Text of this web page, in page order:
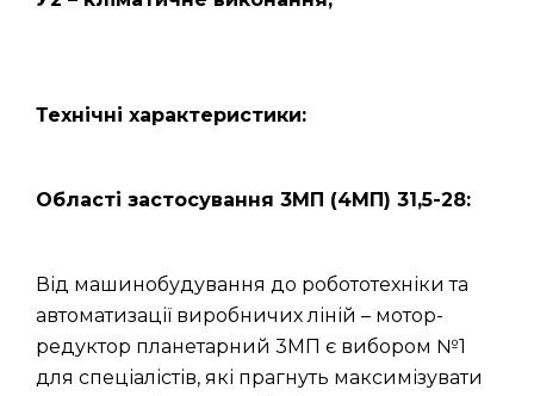
Технічні характеристики:
Області застосування 3МП (4МП) 31,5-28:
Від машинобудування до робототехніки та
автоматизації виробничих ліній – мотор-
редуктор планетарний 3МП є вибором №1
для спеціалістів, які прагнуть максимізувати